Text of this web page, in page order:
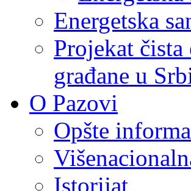
Energetska
Projekat čista
građane u
O Pazovi
Opšte
Istorijat